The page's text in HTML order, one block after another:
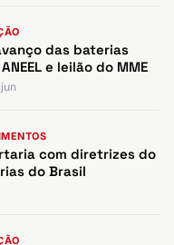
das baterias
e leilão do MME
com diretrizes do
do Brasil